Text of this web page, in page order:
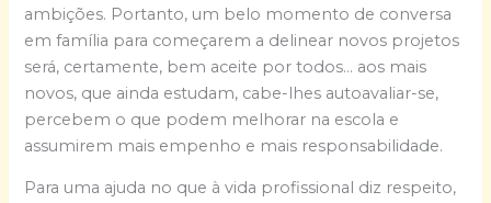
ambições. Portanto, um belo momento de conversa
em família para começarem a delinear novos projetos
será, certamente, bem aceite por todos… aos mais
novos, que ainda estudam, cabe-lhes autoavaliar-se,
percebem o que podem melhorar na escola e
assumirem mais empenho e mais responsabilidade.
Para uma ajuda no que à vida profissional diz respeito,